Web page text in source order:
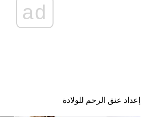
ad
إعداد عنق الرحم للولادة